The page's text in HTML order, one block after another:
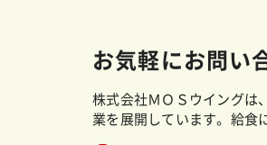
お気軽にお問い
株式会社ＭＯＳウイングは
業を展開しています。給食